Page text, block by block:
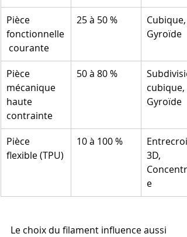
Pièce
fonctionnelle
courante
25 à 50 %
Cubique,
Gyroïde
Pièce
mécanique
haute
contrainte
50 à 80 %
cubique,
Gyroïde
Pièce
flexible (TPU)
10 à 100 %
3D,
e
Le choix du filament influence aussi